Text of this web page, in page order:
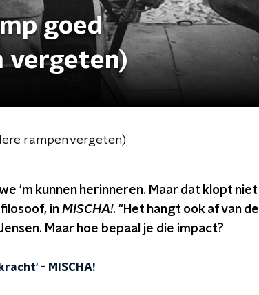
goed
vergeten)
rampen vergeten)
'm kunnen herinneren. Maar dat klopt niet
in MISCHA!. "Het hangt ook af van de
Maar hoe bepaal je die impact?
- MISCHA!